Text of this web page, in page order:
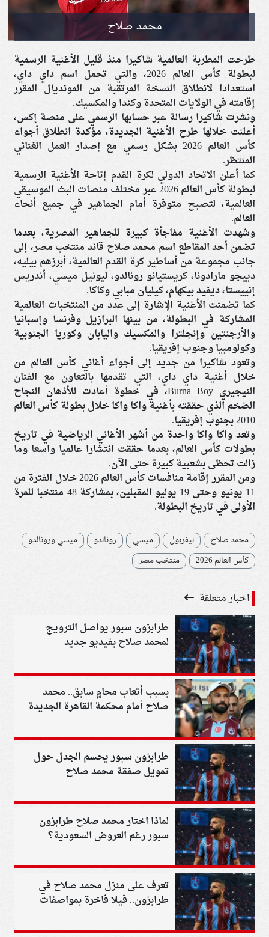
محمد صلاح
طرحت المطربة العالمية شاكيرا منذ قليل الأغنية الرسمية
لبطولة كأس العالم 2026، والتي تحمل اسم داي داي،
استعدادا لانطلاق النسخة المرتقبة من المونديال المقرر
إقامته في الولايات المتحدة وكندا والمكسيك.
ونشرت شاكيرا رسالة عبر حسابها الرسمي على منصة إكس،
أعلنت خلالها طرح الأغنية الجديدة، مؤكدة انطلاق أجواء
كأس العالم 2026 بشكل رسمي مع إصدار العمل الغنائي
المنتظر.
كما أعلن الاتحاد الدولي لكرة القدم إتاحة الأغنية الرسمية
لبطولة كأس العالم 2026 عبر مختلف منصات البث الموسيقي
العالمية، لتصبح متوفرة أمام الجماهير في جميع أنحاء
العالم.
وشهدت الأغنية مفاجأة كبيرة للجماهير المصرية، بعدما
تضمن أحد المقاطع اسم محمد صلاح قائد منتخب مصر، إلى
جانب مجموعة من أساطير كرة القدم العالمية، أبرزهم بيليه،
دييجو مارادونا، كريستيانو رونالدو، ليونيل ميسي، أندريس
إنييستا، ديفيد بيكهام، كيليان مبابي وكاكا.
كما تضمنت الأغنية الإشارة إلى عدد من المنتخبات العالمية
المشاركة في البطولة، من بينها البرازيل وفرنسا وإسبانيا
والأرجنتين وإنجلترا والمكسيك واليابان وكوريا الجنوبية
وكولومبيا وجنوب إفريقيا.
وتعود شاكيرا من جديد إلى أجواء أغاني كأس العالم من
خلال أغنية داي داي، التي تقدمها بالتعاون مع الفنان
النيجيري Burna Boy، في خطوة أعادت للأذهان النجاح
الضخم الذي حققته بأغنية واكا واكا خلال بطولة كأس العالم
2010 بجنوب إفريقيا.
وتعد واكا واكا واحدة من أشهر الأغاني الرياضية في تاريخ
بطولات كأس العالم، بعدما حققت انتشارا عالميا واسعا وما
زالت تحظى بشعبية كبيرة حتى الآن.
ومن المقرر إقامة منافسات كأس العالم 2026 خلال الفترة من
11 يونيو وحتى 19 يوليو المقبلين، بمشاركة 48 منتخبا للمرة
الأولى في تاريخ البطولة.
محمد صلاح ليفربول ميسي رونالدو
ميسي ورونالدو
كأس العالم 2026
منتخب مصر
اخبار متعلقة
طرابزون سبور يواصل الترويج
لمحمد صلاح بفيديو جديد
بسبب أتعاب محامٍ سابق.. محمد
صلاح أمام محكمة القاهرة الجديدة
طرابزون سبور يحسم الجدل حول
تمويل صفقة محمد صلاح
لماذا اختار محمد صلاح طرابزون
سبور رغم العروض السعودية؟
تعرف على منزل محمد صلاح في
طرابزون.. فيلا فاخرة بمواصفات